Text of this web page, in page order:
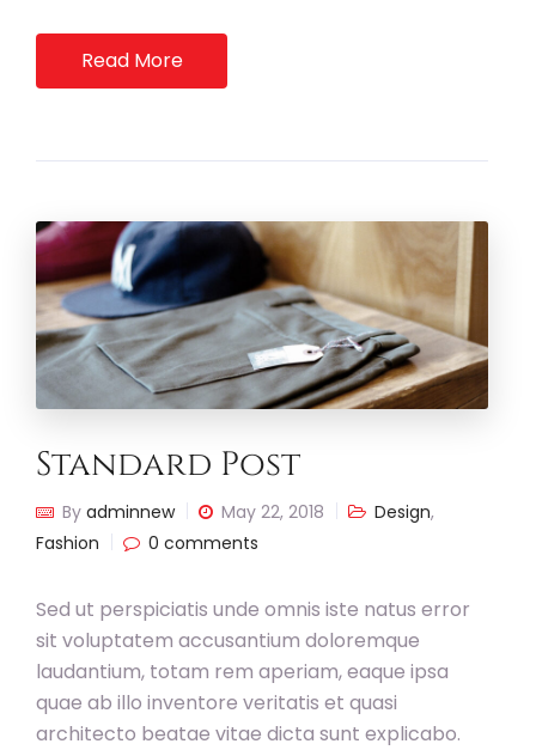
Read More
Standard Post
By adminnew May 22, 2018 Design,
Fashion
0 comments
Sed ut perspiciatis unde omnis iste natus error
sit voluptatem accusantium doloremque
laudantium, totam rem aperiam, eaque ipsa
quae ab illo inventore veritatis et quasi
architecto beatae vitae dicta sunt explicabo.